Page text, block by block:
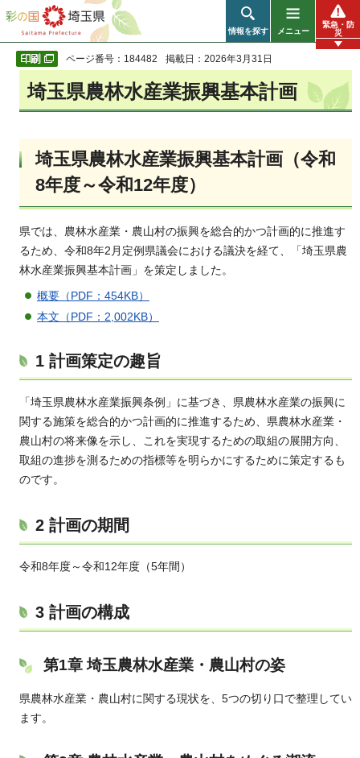
彩の国 埼玉県
情報を探す メニュー
緊急・防
災
ページ番号：184482 掲載日：2026年3月31日
埼玉県農林水産業振興基本計画
埼玉県農林水産業振興基本計画（令和
8年度～令和12年度）
県では、農林水産業・農山村の振興を総合的かつ計画的に推進す
るため、令和8年2月定例県議会における議決を経て、「埼玉県農
林水産業振興基本計画」を策定しました。
概要（PDF：454KB）
本文（PDF：2,002KB）
1 計画策定の趣旨
「埼玉県農林水産業振興条例」に基づき、県農林水産業の振興に
関する施策を総合的かつ計画的に推進するため、県農林水産業・
農山村の将来像を示し、これを実現するための取組の展開方向、
取組の進捗を測るための指標等を明らかにするために策定するも
のです。
2 計画の期間
令和8年度～令和12年度（5年間）
3 計画の構成
第1章 埼玉農林水産業・農山村の姿
県農林水産業・農山村に関する現状を、5つの切り口で整理してい
ます。